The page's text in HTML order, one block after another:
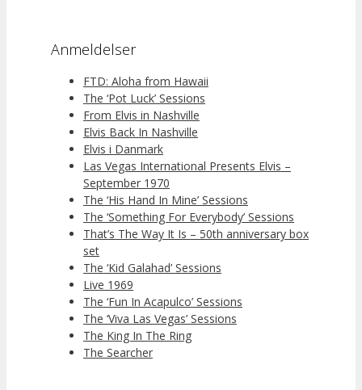
Anmeldelser
FTD: Aloha from Hawaii
The ‘Pot Luck’ Sessions
From Elvis in Nashville
Elvis Back In Nashville
Elvis i Danmark
Las Vegas International Presents Elvis –
September 1970
The ‘His Hand In Mine’ Sessions
The ‘Something For Everybody’ Sessions
That’s The Way It Is – 50th anniversary box
set
The ‘Kid Galahad’ Sessions
Live 1969
The ‘Fun In Acapulco’ Sessions
The ‘Viva Las Vegas’ Sessions
The King In The Ring
The Searcher